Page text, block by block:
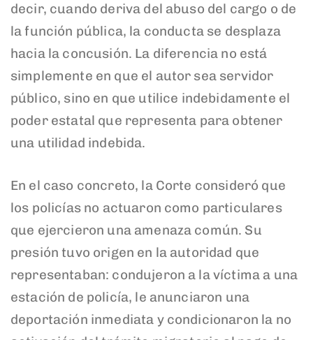
decir, cuando deriva del abuso del cargo o de
la función pública, la conducta se desplaza
hacia la concusión. La diferencia no está
simplemente en que el autor sea servidor
público, sino en que utilice indebidamente el
poder estatal que representa para obtener
una utilidad indebida.
En el caso concreto, la Corte consideró que
los policías no actuaron como particulares
que ejercieron una amenaza común. Su
presión tuvo origen en la autoridad que
representaban: condujeron a la víctima a una
estación de policía, le anunciaron una
deportación inmediata y condicionaron la no